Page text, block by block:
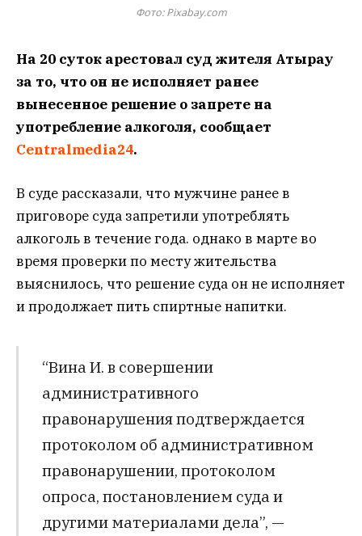
Фото: Pixabay.com
На 20 суток арестовал суд жителя Атырау
за то, что он не исполняет ранее
вынесенное решение о запрете на
употребление алкоголя, сообщает
Сentralmedia24.
В суде рассказали, что мужчине ранее в
приговоре суда запретили употреблять
алкоголь в течение года. однако в марте во
время проверки по месту жительства
выяснилось, что решение суда он не исполняет
и продолжает пить спиртные напитки.
“Вина И. в совершении
административного
правонарушения подтверждается
протоколом об административном
правонарушении, протоколом
опроса, постановлением суда и
другими материалами дела”, —